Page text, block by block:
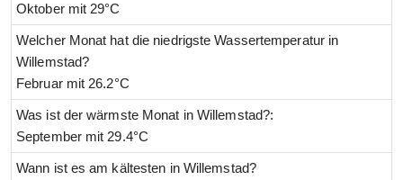
Oktober mit 29°C
Welcher Monat hat die niedrigste Wassertemperatur in
Willemstad?
Februar mit 26.2°C
Was ist der wärmste Monat in Willemstad?:
September mit 29.4°C
Wann ist es am kältesten in Willemstad?